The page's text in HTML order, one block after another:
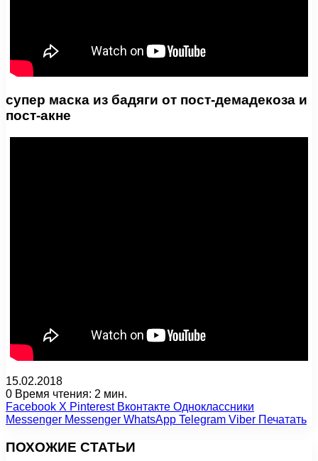
супер маска из бадяги от пост-демадекоза и
пост-акне
15.02.2018
0 Время чтения: 2 мин.
Facebook X Pinterest Вконтакте Одноклассники
Messenger Messenger WhatsApp Telegram Viber Печатать
ПОХОЖИЕ СТАТЬИ